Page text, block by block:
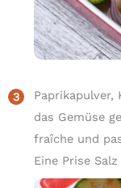
Paprikapulver,
das Gemüse
fraîche und
Eine Prise